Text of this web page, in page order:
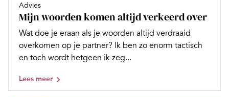
Advies
Mijn woorden komen altijd verkeerd over
Wat doe je eraan als je woorden altijd verdraaid
overkomen op je partner? Ik ben zo enorm tactisch
en toch wordt hetgeen ik zeg...
Lees meer